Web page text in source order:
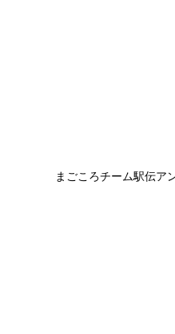
まごころチーム駅伝ア